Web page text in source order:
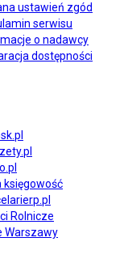
ustawień zgód
serwisu
o nadawcy
dostępności
księgowość
Rolnicze
Warszawy